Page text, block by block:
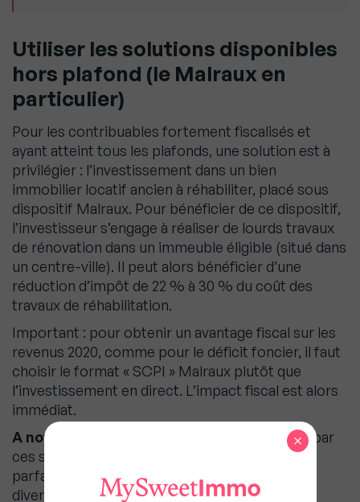
Utiliser les solutions disponibles
hors plafond (le Malraux en
particulier)
Pour les contribuables fortement fiscalisés et
ayant atteint tous les plafonds, une solution est à
privilégier : l’investissement dans un bien
immobilier locatif ancien à réhabiliter, placé sous
dispositif Malraux. Pour bénéficier de ce dispositif,
l’investisseur s’engage à réaliser de lourds travaux
de rénovation dans un immeuble éligible (situé dans
un centre-ville). Il peut alors bénéficier d’une
réduction d’impôt de 22 % à 30 % du coût des
travaux de réhabilitation.
Important : pour obtenir un avantage fiscal sur les
revenus 2020, comme pour le déficit foncier, il faut
choisir le format « SCPI » Malraux plutôt que
l’investissement en direct. L’impact fiscal est alors
immédiat.
A noter :
Au-delà de l’avantage fiscal procuré par
ces solutions, de tels investissements sont
parfaitement justifiés par la recherche d’une
diversification de patrimoine… de plus en plus
×